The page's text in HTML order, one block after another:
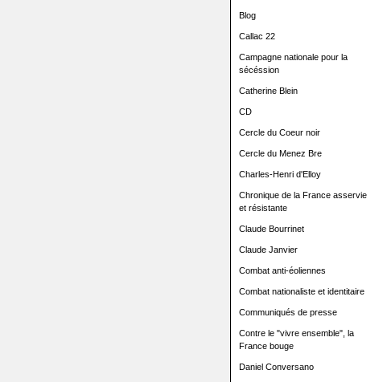
Blog
Callac 22
Campagne nationale pour la
sécéssion
Catherine Blein
CD
Cercle du Coeur noir
Cercle du Menez Bre
Charles-Henri d'Elloy
Chronique de la France asservie
et résistante
Claude Bourrinet
Claude Janvier
Combat anti-éoliennes
Combat nationaliste et identitaire
Communiqués de presse
Contre le "vivre ensemble", la
France bouge
Daniel Conversano